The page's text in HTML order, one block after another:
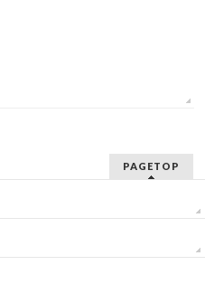
PAGETOP